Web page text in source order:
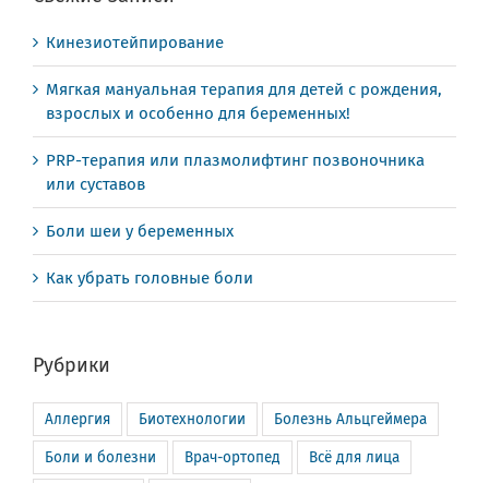
Кинезиотейпирование
Мягкая мануальная терапия для детей с рождения,
взрослых и особенно для беременных!
PRP-терапия или плазмолифтинг позвоночника
или суставов
Боли шеи у беременных
Как убрать головные боли
Рубрики
Аллергия Биотехнологии Болезнь Альцгеймера
Боли и болезни Врач-ортопед Всё для лица